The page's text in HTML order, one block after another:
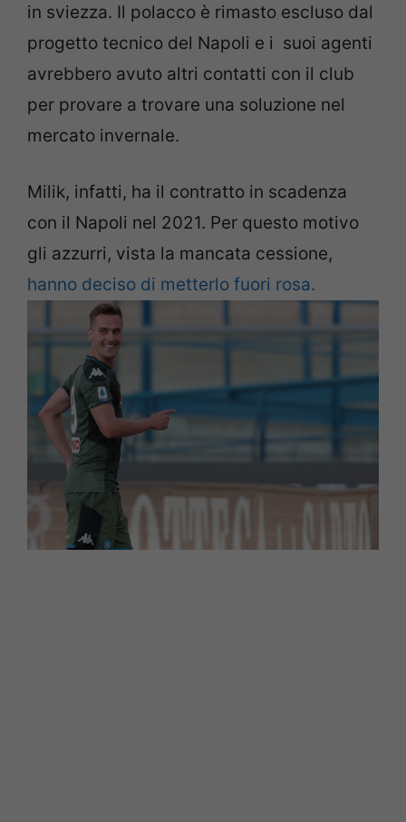
in sviezza. Il polacco è rimasto escluso dal
progetto tecnico del Napoli e i suoi agenti
avrebbero avuto altri contatti con il club
per provare a trovare una soluzione nel
mercato invernale.
Milik, infatti, ha il contratto in scadenza
con il Napoli nel 2021. Per questo motivo
gli azzurri, vista la mancata cessione,
hanno deciso di metterlo fuori rosa.